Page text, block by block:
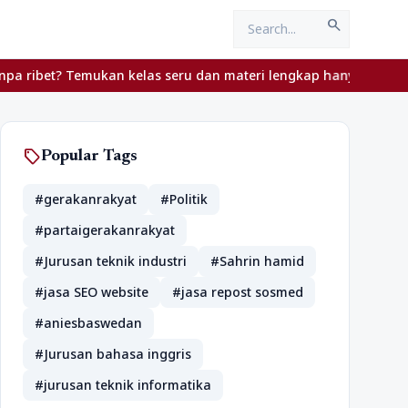
search
Temukan kelas seru dan materi lengkap hanya di
sellPopular Tags
#gerakanrakyat
#Politik
#partaigerakanrakyat
#Jurusan teknik industri
#Sahrin hamid
#jasa SEO website
#jasa repost sosmed
#aniesbaswedan
#Jurusan bahasa inggris
#jurusan teknik informatika